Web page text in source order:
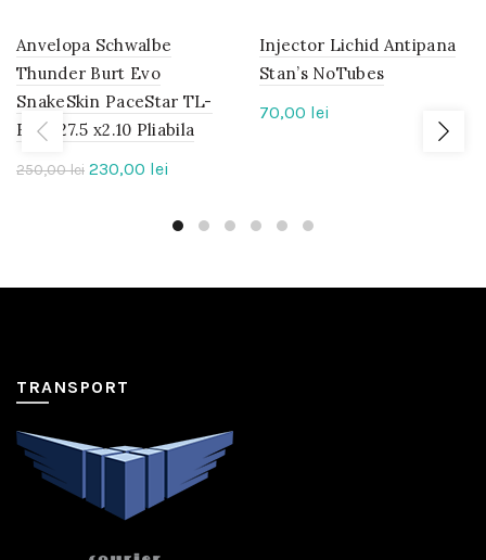
-8%
IN
STOC
Anvelopa Schwalbe
Thunder Burt Evo
SnakeSkin PaceStar TL-
Easy 27.5 x2.10 Pliabila
250,00lei Prețul
230,00 lei
este:
IN
STOC
Injector Lichid Antipana
Stan’s NoTubes
70,00 lei
TRANSPORT